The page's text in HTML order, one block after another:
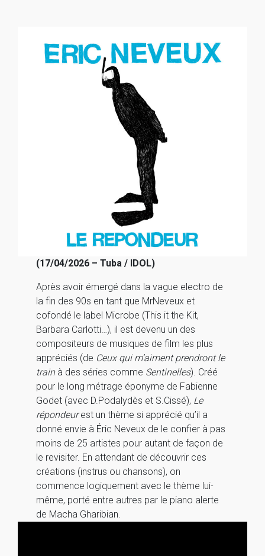
(17/04/2026 – Tuba / IDOL)
Après avoir émergé dans la vague electro de
la fin des 90s en tant que MrNeveux et
cofondé le label Microbe (This it the Kit,
Barbara Carlotti…), il est devenu un des
compositeurs de musiques de film les plus
appréciés (de Ceux qui m’aiment prendront le
trainà des séries comme Sentinelles). Créé
pour le long métrage éponyme de Fabienne
Godet (avec D.Podalydès et S.Cissé), Le
répondeurest un thème si apprécié qu’il a
donné envie à Éric Neveux de le confier à pas
moins de 25 artistes pour autant de façon de
le revisiter. En attendant de découvrir ces
créations (instrus ou chansons), on
commence logiquement avec le thème lui-
même, porté entre autres par le piano alerte
de Macha Gharibian.